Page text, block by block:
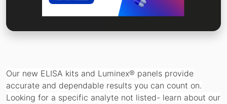
Our new ELISA kits and Luminex® panels provide
accurate and dependable results you can count on.
Looking for a specific analyte not listed- learn about our